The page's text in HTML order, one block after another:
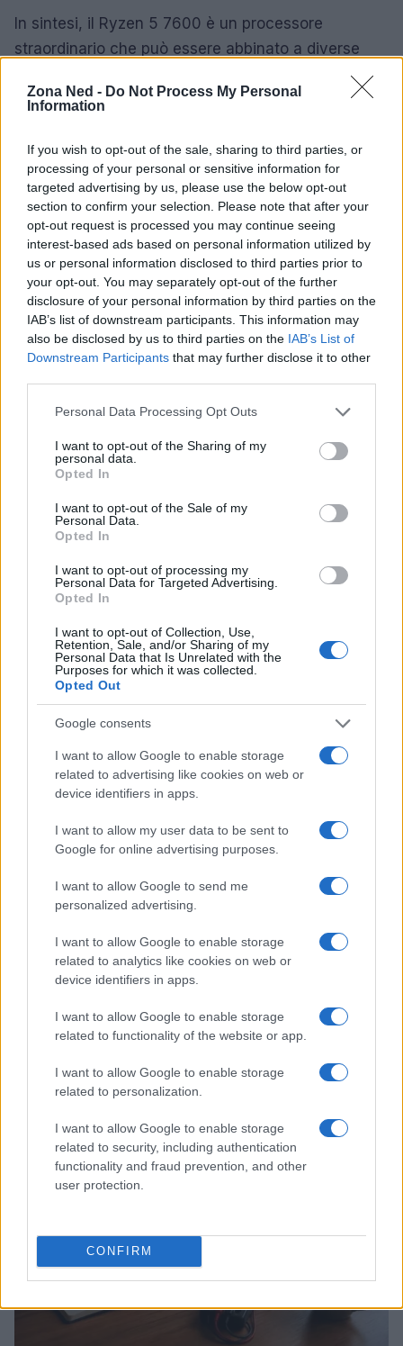
Zona Ned - Do Not Process My Personal
Information
If you wish to opt-out of the sale, sharing to third parties, or
processing of your personal or sensitive information for
targeted advertising by us, please use the below opt-out
section to confirm your selection. Please note that after your
opt-out request is processed you may continue seeing
interest-based ads based on personal information utilized by
us or personal information disclosed to third parties prior to
your opt-out. You may separately opt-out of the further
disclosure of your personal information by third parties on the
IAB’s list of downstream participants. This information may
also be disclosed by us to third parties on the IAB’s List of
Downstream Participants that may further disclose it to other
Please note that this website/app uses one or more Google
not limited to your visit or usage behaviour. You may click to
grant or deny consent to Google and its third-party tags to
use your data for below specified purposes in below Google
consent section.
Personal Data Processing Opt Outs
I want to opt-out of the Sharing of my
personal data.
Opted In
I want to opt-out of the Sale of my
Personal Data.
Opted In
I want to opt-out of processing my
Personal Data for Targeted Advertising.
Opted In
I want to opt-out of Collection, Use,
Retention, Sale, and/or Sharing of my
Personal Data that Is Unrelated with the
Purposes for which it was collected.
Opted Out
Google consents
I want to allow Google to enable storage
related to advertising like cookies on web or
device identifiers in apps.
I want to allow my user data to be sent to
Google for online advertising purposes.
I want to allow Google to send me
personalized advertising.
I want to allow Google to enable storage
related to analytics like cookies on web or
device identifiers in apps.
I want to allow Google to enable storage
related to functionality of the website or app.
I want to allow Google to enable storage
related to personalization.
I want to allow Google to enable storage
related to security, including authentication
functionality and fraud prevention, and other
user protection.
CONFIRM
In sintesi, il Ryzen 5 7600 è un processore
straordinario che può essere abbinato a diverse
gioco. Che tu stia cercando prestazioni entry-level,
mercato in grado di soddisfare le tue aspettative.
Scegli la GPU giusta e preparati a vivere
un’esperienza di gioco senza precedenti!
Staff
Continua a leggere
replicabili
Andrea Conforti · 1 Ago 2026
RECENSIONI TECH